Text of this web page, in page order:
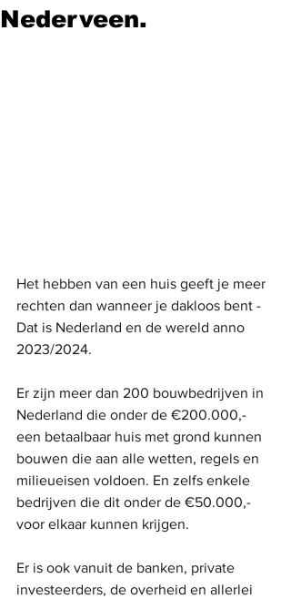
Nederveen.
Het hebben van een huis geeft je meer
rechten dan wanneer je dakloos bent -
Dat is Nederland en de wereld anno
2023/2024.
Er zijn meer dan 200 bouwbedrijven in
Nederland die onder de €200.000,-
een betaalbaar huis met grond kunnen
bouwen die aan alle wetten, regels en
milieueisen voldoen. En zelfs enkele
bedrijven die dit onder de €50.000,-
voor elkaar kunnen krijgen.
Er is ook vanuit de banken, private
investeerders, de overheid en allerlei